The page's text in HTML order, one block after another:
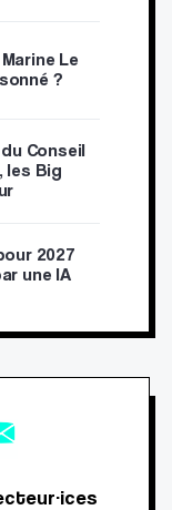
Le
?
Conseil
les Big
2027
une IA